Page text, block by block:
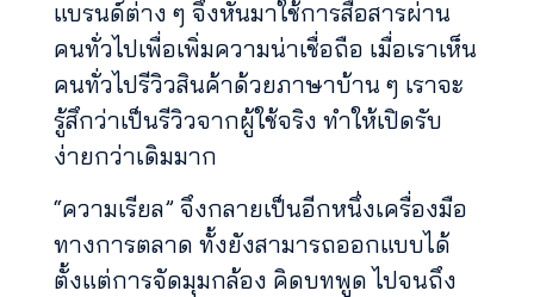
แบรนด์ต่าง ๆ จึงหันมาใช้การสื่อสารผ่าน
คนทั่วไปเพื่อเพิ่มความน่าเชื่อถือ เมื่อเราเห็น
คนทั่วไปรีวิวสินค้าด้วยภาษาบ้าน ๆ เราจะ
รู้สึกว่าเป็นรีวิวจากผู้ใช้จริง ทำให้เปิดรับ
ง่ายกว่าเดิมมาก
“ความเรียล” จึงกลายเป็นอีกหนึ่งเครื่องมือ
ทางการตลาด ทั้งยังสามารถออกแบบได้
ตั้งแต่การจัดมุมกล้อง คิดบทพูด ไปจนถึง